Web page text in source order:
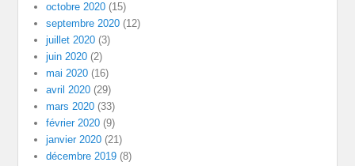
octobre 2020 (15)
septembre 2020 (12)
juillet 2020 (3)
juin 2020 (2)
mai 2020 (16)
avril 2020 (29)
mars 2020 (33)
février 2020 (9)
janvier 2020 (21)
décembre 2019 (8)